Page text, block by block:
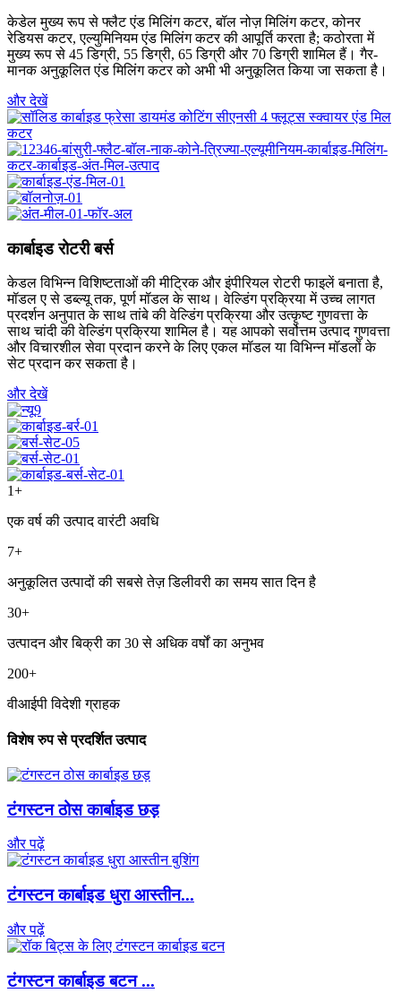
केडेल मुख्य रूप से फ्लैट एंड मिलिंग कटर, बॉल नोज़ मिलिंग कटर, कोनर
रेडियस कटर, एल्युमिनियम एंड मिलिंग कटर की आपूर्ति करता है; कठोरता में
मुख्य रूप से 45 डिग्री, 55 डिग्री, 65 डिग्री और 70 डिग्री शामिल हैं। गैर-
मानक अनुकूलित एंड मिलिंग कटर को अभी भी अनुकूलित किया जा सकता है।
और देखें
कार्बाइड रोटरी बर्स
केडल विभिन्न विशिष्टताओं की मीट्रिक और इंपीरियल रोटरी फाइलें बनाता है,
मॉडल ए से डब्ल्यू तक, पूर्ण मॉडल के साथ। वेल्डिंग प्रक्रिया में उच्च लागत
प्रदर्शन अनुपात के साथ तांबे की वेल्डिंग प्रक्रिया और उत्कृष्ट गुणवत्ता के
साथ चांदी की वेल्डिंग प्रक्रिया शामिल है। यह आपको सर्वोत्तम उत्पाद गुणवत्ता
और विचारशील सेवा प्रदान करने के लिए एकल मॉडल या विभिन्न मॉडलों के
सेट प्रदान कर सकता है।
और देखें
1+
एक वर्ष की उत्पाद वारंटी अवधि
7+
अनुकूलित उत्पादों की सबसे तेज़ डिलीवरी का समय सात दिन है
30+
उत्पादन और बिक्री का 30 से अधिक वर्षों का अनुभव
200+
वीआईपी विदेशी ग्राहक
विशेष रुप से प्रदर्शित उत्पाद
टंगस्टन ठोस कार्बाइड छड़
और पढ़ें
टंगस्टन कार्बाइड धुरा आस्तीन...
और पढ़ें
टंगस्टन कार्बाइड बटन ...